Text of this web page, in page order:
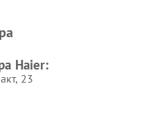
Ремонт посудомоечных
Haier:
23